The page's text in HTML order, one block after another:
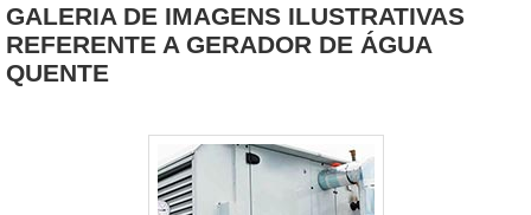
EMPRESAS DE GERADORES EM SP
EMPRESAS DE GERADORES DIESEL
EMPRESAS DE GERADORES DE ENERGIA
EMPRESA ESPECIALIZADA EM MANUTENÇÃO DE GERADORES
DISTRIBUIDOR DE GRUPO GERADOR DE ENERGIA
CONJUNTO GERADOR DE ENERGIA
GALERIA DE IMAGENS ILUSTRATIVAS
REFERENTE A GERADOR DE ÁGUA
QUENTE